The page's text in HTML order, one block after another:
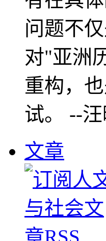
问题不
对"亚洲
重构，
试。 --
文章